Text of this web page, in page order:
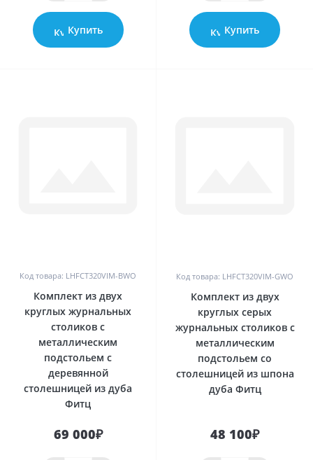
Купить Купить
Код товара: LHFCT320VIM-BWO
Комплект из двух
круглых журнальных
столиков с
металлическим
подстольем с
деревянной
столешницей из дуба
Фитц
69 000₽
Код товара: LHFCT320VIM-GWO
Комплект из двух
круглых серых
журнальных столиков с
металлическим
подстольем со
столешницей из шпона
дуба Фитц
48 100₽